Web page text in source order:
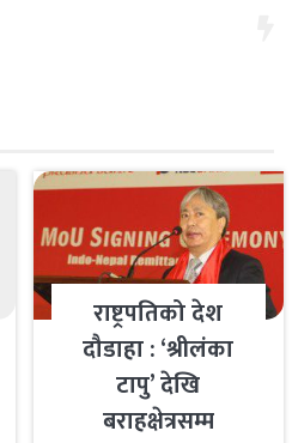
राष्ट्रपतिको देश
दौडाहा : ‘श्रीलंका
टापु’ देखि
बराहक्षेत्रसम्म